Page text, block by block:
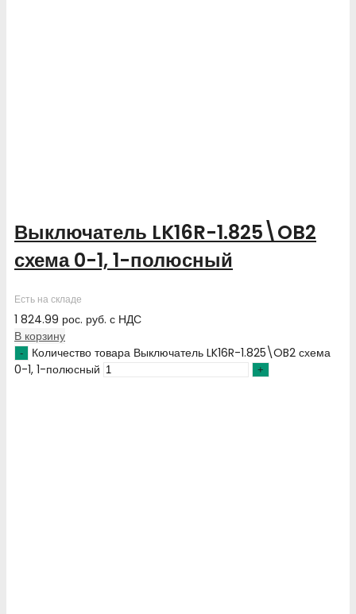
Выключатель LK16R-1.825\OB2
схема 0-1, 1-полюсный
Есть на складе
1 824.99 рос. руб. с НДС
В корзину
Количество товара Выключатель LK16R-1.825\OB2 схема
0-1, 1-полюсный